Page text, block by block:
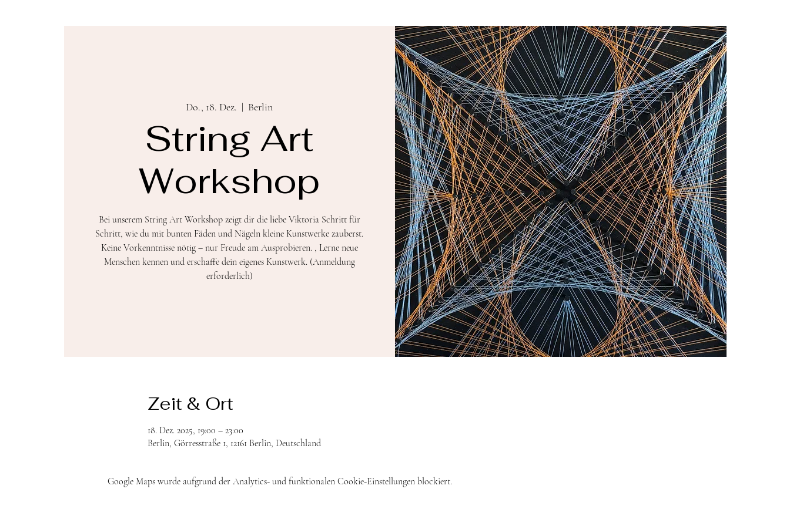
Do., 18. Dez.
  |
Berlin
String Art
Workshop
Bei unserem String Art Workshop zeigt dir die liebe Viktoria Schritt für
Schritt, wie du mit bunten Fäden und Nägeln kleine Kunstwerke zauberst.
Keine Vorkenntnisse nötig – nur Freude am Ausprobieren. , Lerne neue
Menschen kennen und erschaffe dein eigenes Kunstwerk. (Anmeldung
erforderlich)
Zeit & Ort
18. Dez. 2025, 19:00 – 23:00
Berlin, Görresstraße 1, 12161 Berlin, Deutschland
Google Maps wurde aufgrund der Analytics- und funktionalen Cookie-Einstellungen blockiert.